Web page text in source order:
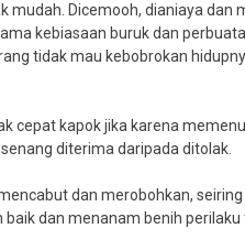
mudah. Dicemooh, dianiaya dan
kebiasaan buruk dan
tidak mau kebobrokan
cepat kapok jika karena
diterima daripada ditolak.
dan merobohkan,
dan menanam benih